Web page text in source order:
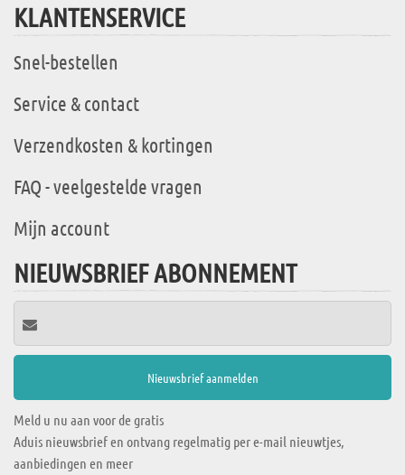
KLANTENSERVICE
Snel-bestellen
Service & contact
Verzendkosten & kortingen
FAQ - veelgestelde vragen
Mijn account
NIEUWSBRIEF ABONNEMENT
Meld u nu aan voor de gratis
Aduis nieuwsbrief en ontvang regelmatig per e-mail nieuwtjes,
aanbiedingen en meer